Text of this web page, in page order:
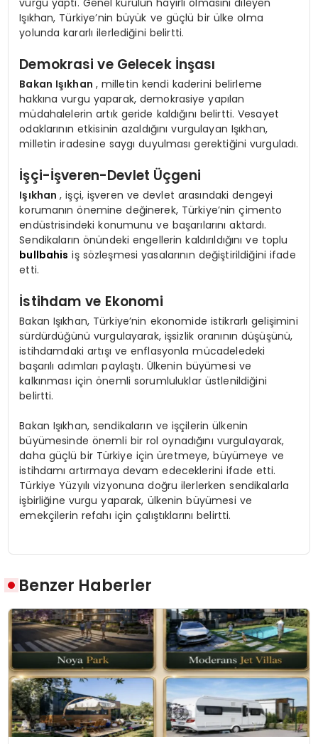
Işıkhan, Türkiye’nin büyük ve güçlü bir ülke olma
yolunda kararlı ilerlediğini belirtti.
Demokrasi ve Gelecek İnşası
Bakan Işıkhan , milletin kendi kaderini belirleme
hakkına vurgu yaparak, demokrasiye yapılan
müdahalelerin artık geride kaldığını belirtti. Vesayet
odaklarının etkisinin azaldığını vurgulayan Işıkhan,
milletin iradesine saygı duyulması gerektiğini vurguladı.
İşçi-İşveren-Devlet Üçgeni
Işıkhan, işçi, işveren ve devlet arasındaki dengeyi
korumanın önemine değinerek, Türkiye’nin çimento
endüstrisindeki konumunu ve başarılarını aktardı.
Sendikaların önündeki engellerin kaldırıldığını ve toplu
bullbahis iş sözleşmesi yasalarının değiştirildiğini ifade
etti.
İstihdam ve Ekonomi
Bakan Işıkhan, Türkiye’nin ekonomide istikrarlı gelişimini
sürdürdüğünü vurgulayarak, işsizlik oranının düşüşünü,
istihdamdaki artışı ve enflasyonla mücadeledeki
başarılı adımları paylaştı. Ülkenin büyümesi ve
kalkınması için önemli sorumluluklar üstlenildiğini
belirtti.
Bakan Işıkhan, sendikaların ve işçilerin ülkenin
büyümesinde önemli bir rol oynadığını vurgulayarak,
daha güçlü bir Türkiye için üretmeye, büyümeye ve
istihdamı artırmaya devam edeceklerini ifade etti.
Türkiye Yüzyılı vizyonuna doğru ilerlerken sendikalarla
işbirliğine vurgu yaparak, ülkenin büyümesi ve
emekçilerin refahı için çalıştıklarını belirtti.
Benzer Haberler